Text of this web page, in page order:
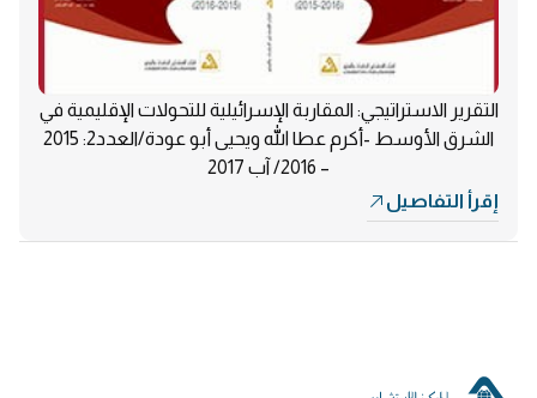
التقرير الاستراتيجي: المقاربة الإسرائيلية للتحولات الإقليمية في
الشرق الأوسط -أكرم عطا الله ويحيى أبو عودة/العدد2: 2015
– 2016/ آب 2017
إقرأ التفاصيل